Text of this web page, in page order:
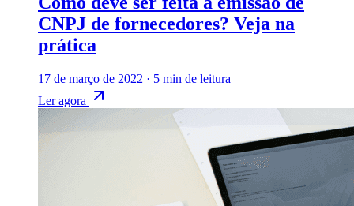
CNPJ de fornecedores? Veja na
prática
17 de março de 2022 · 5 min de leitura
Ler agora